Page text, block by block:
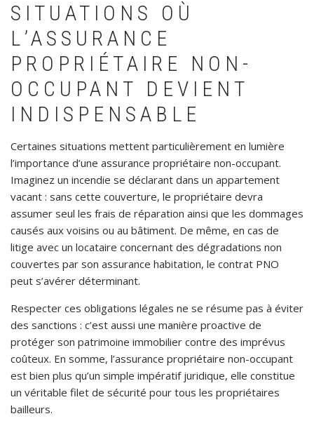
SITUATIONS OÙ
L’ASSURANCE
PROPRIÉTAIRE NON-
OCCUPANT DEVIENT
INDISPENSABLE
Certaines situations mettent particulièrement en lumière
l’importance d’une assurance propriétaire non-occupant.
Imaginez un incendie se déclarant dans un appartement
vacant : sans cette couverture, le propriétaire devra
assumer seul les frais de réparation ainsi que les dommages
causés aux voisins ou au bâtiment. De même, en cas de
litige avec un locataire concernant des dégradations non
couvertes par son assurance habitation, le contrat PNO
peut s’avérer déterminant.
Respecter ces obligations légales ne se résume pas à éviter
des sanctions : c’est aussi une manière proactive de
protéger son patrimoine immobilier contre des imprévus
coûteux. En somme, l’assurance propriétaire non-occupant
est bien plus qu’un simple impératif juridique, elle constitue
un véritable filet de sécurité pour tous les propriétaires
bailleurs.